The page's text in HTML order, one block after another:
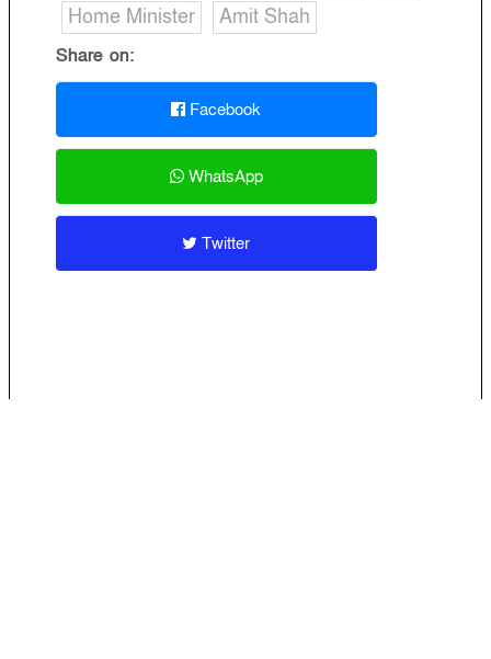
Home Minister
Amit Shah
Share on:
Facebook
WhatsApp
Twitter